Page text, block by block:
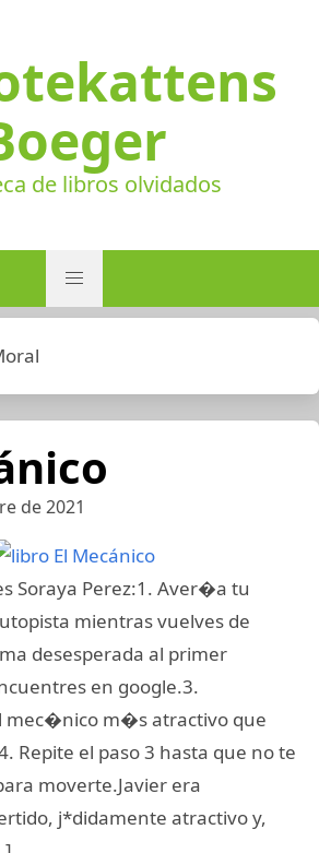
de libros olvidados
de 2021
Soraya Perez:1. Aver�a tu
mientras vuelves de
desesperada al primer
en google.3.
mec�nico m�s atractivo que
Repite el paso 3 hasta que no te
moverte.Javier era
j*didamente atractivo y,